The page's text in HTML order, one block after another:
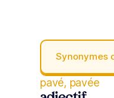
Synonymes
pavé, pavée